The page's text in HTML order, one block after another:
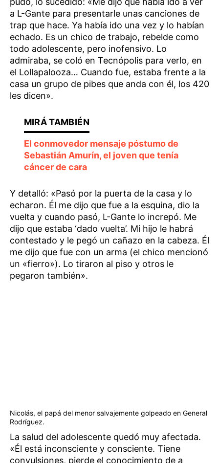
a L-Gante para presentarle unas canciones de
trap que hace. Ya había ido una vez y lo habían
echado. Es un chico de trabajo, rebelde como
todo adolescente, pero inofensivo. Lo
admiraba, se coló en Tecnópolis para verlo, en
el Lollapalooza… Cuando fue, estaba frente a la
casa un grupo de pibes que anda con él, los 420
les dicen».
El conmovedor mensaje póstumo de
Sebastián Amurín, el joven que tenía
cáncer de cara
Y detalló: «Pasó por la puerta de la casa y lo
echaron. Él me dijo que fue a la esquina, dio la
vuelta y cuando pasó, L-Gante lo increpó. Me
dijo que estaba ‘dado vuelta’. Mi hijo le habrá
contestado y le pegó un cañazo en la cabeza. Él
me dijo que fue con un arma (el chico mencionó
un «fierro»). Lo tiraron al piso y otros le
pegaron también».
Nicolás, el papá del menor salvajemente golpeado en General
Rodríguez.
La salud del adolescente quedó muy afectada.
«Él está inconsciente y consciente. Tiene
convulsiones, pierde el conocimiento de a